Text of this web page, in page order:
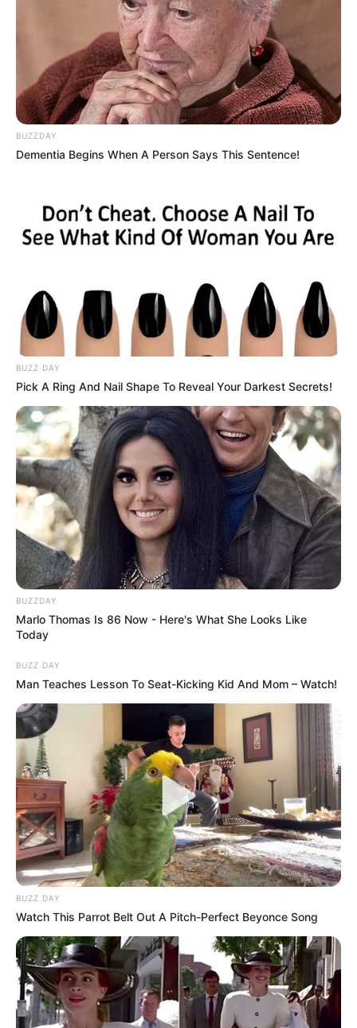
BUZZDAY
Dementia Begins When A Person Says This Sentence!
BUZZ DAY
Pick A Ring And Nail Shape To Reveal Your Darkest Secrets!
BUZZDAY
Marlo Thomas Is 86 Now - Here's What She Looks Like
Today
BUZZ DAY
Man Teaches Lesson To Seat-Kicking Kid And Mom – Watch!
BUZZ DAY
Watch This Parrot Belt Out A Pitch-Perfect Beyonce Song